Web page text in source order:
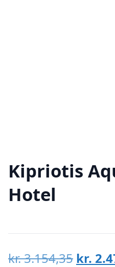
Kipriotis
Hotel
kr.3.154,35 Den
kr.